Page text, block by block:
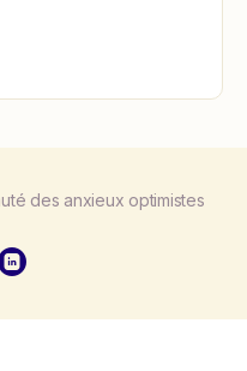
des anxieux optimistes